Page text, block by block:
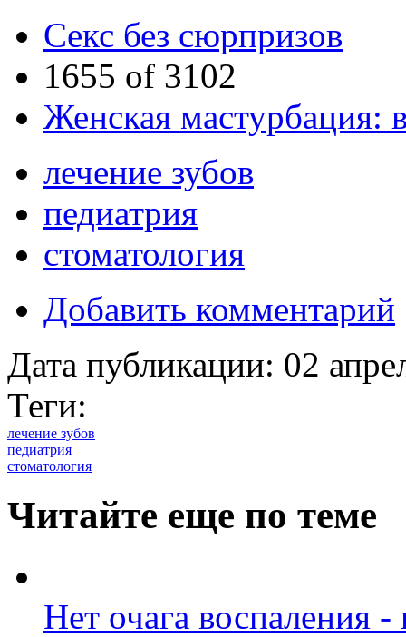
Cекс без сюрпризов
1655 of 3102
Женская мастурбация:
лечение зубов
педиатрия
стоматология
Добавить комментарий
Дата публикации: 02
Теги:
лечение зубов
педиатрия
стоматология
Читайте еще по теме
Нет очага воспаления -